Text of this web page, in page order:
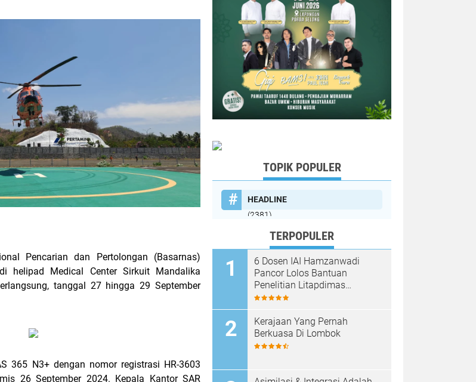
Pencarian dan Pertolongan (Basarnas)
helipad Medical Center Sirkuit Mandalika
tanggal 27 hingga 29 September
365 N3+ dengan nomor registrasi HR-3603
26 September 2024. Kepala Kantor SAR
TOPIK POPULER
HEADLINE
(2381)
TERPOPULER
6 Dosen IAI Hamzanwadi
Pancor Lolos Bantuan
Penelitian Litapdimas
Kemenag RI 2026
Kerajaan Yang Pernah
Berkuasa Di Lombok